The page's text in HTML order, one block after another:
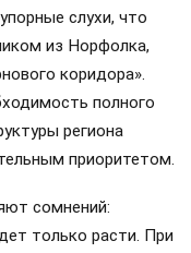
слухи, что
из Норфолка,
коридора».
полного
региона
приоритетом.
сомнений:
только расти. При